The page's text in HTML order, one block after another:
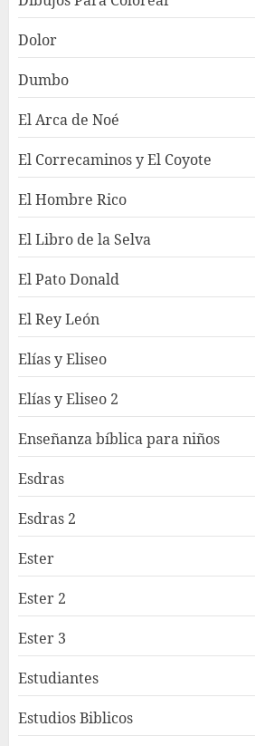
Dolor
Dumbo
El Arca de Noé
El Correcaminos y El Coyote
El Hombre Rico
El Libro de la Selva
El Pato Donald
El Rey León
Elías y Eliseo
Elías y Eliseo 2
Enseñanza bíblica para niños
Esdras
Esdras 2
Ester
Ester 2
Ester 3
Estudiantes
Estudios Biblicos